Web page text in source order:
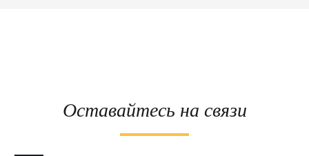
Оставайтесь на связи